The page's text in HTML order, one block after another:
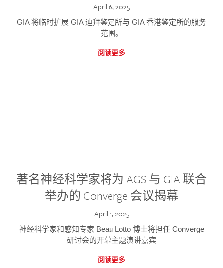
April 6, 2025
GIA 将临时扩展 GIA 迪拜鉴定所与 GIA 香港鉴定所的服务
范围。
阅读更多
著名神经科学家将为 AGS 与 GIA 联合
举办的 Converge 会议揭幕
April 1, 2025
神经科学家和感知专家 Beau Lotto 博士将担任 Converge
研讨会的开幕主题演讲嘉宾
阅读更多